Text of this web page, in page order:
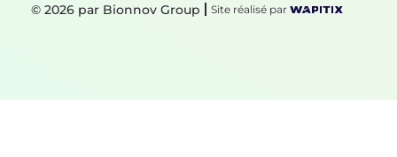
© 2026 par Bionnov Group Site réalisé par